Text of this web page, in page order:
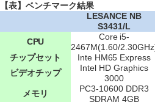
【表】ベンチマーク結果
LESANCE NB
S3431/L
CPU
Core i5-
2467M(1.60/
チップセット
Inte HM65 Express
ビデオチップ
Intel HD Graphics
3000
メモリ
PC3-10600 DDR3
SDRAM 4GB